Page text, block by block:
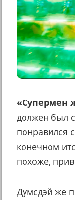
«Супермен
должен был
понравился
конечном
похоже,
Думсдэй же